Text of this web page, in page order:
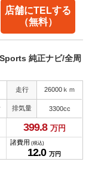
店舗にTELする
（無料）
純正ナビ/全周
走行 26000ｋｍ
排気量 3300cc
399.8 万円
諸費用 (税込)
12.0 万円